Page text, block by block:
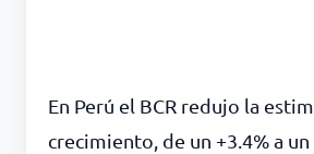
En Perú el BCR redujo la
crecimiento, de un +3.4% a un